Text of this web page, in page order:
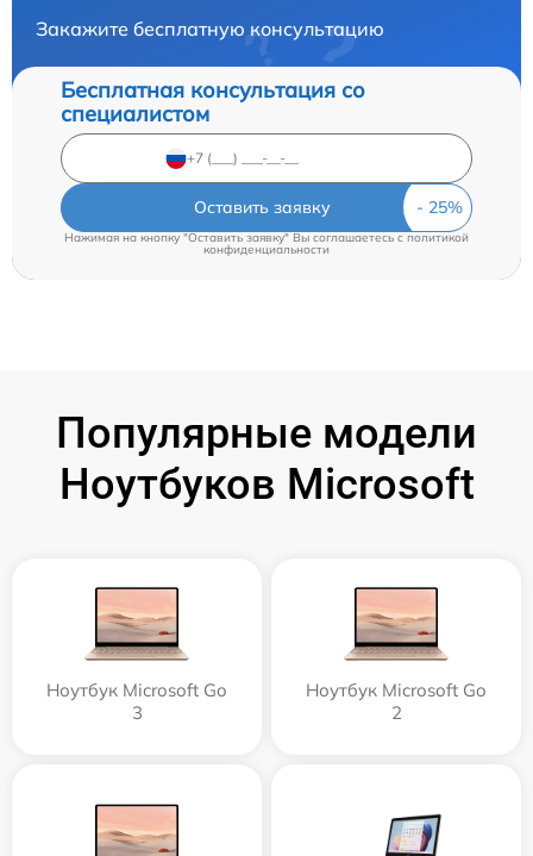
Закажите бесплатную консультацию
Бесплатная консультация со
специалистом
Оставить заявку
Нажимая на кнопку "Оставить заявку" Вы соглашаетесь cполитикой
конфиденциальности
Популярные модели
Ноутбуков Microsoft
Ноутбук Microsoft Go
3
Ноутбук Microsoft Go
2